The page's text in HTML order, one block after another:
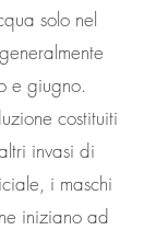
solo nel
e giugno.
costituiti
invasi di
i maschi
iniziano ad